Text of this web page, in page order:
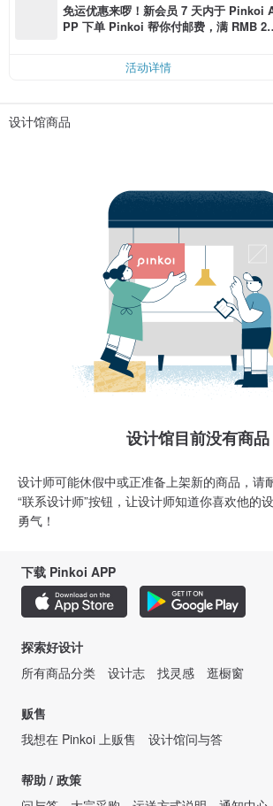
免运优惠来啰！新会员 7 天内于 Pinkoi
PP 下单 Pinkoi 帮你付邮费，满 RMB 25
活动详情
设计馆商品
设计馆目前没有商品
设计师可能休假中或正准备上架新的商品，请
“联系设计师”按钮，让设计师知道你喜欢他的
勇气！
下载 Pinkoi APP
探索好设计
所有商品分类
设计志 找灵感 逛橱窗
贩售
我想在 Pinkoi 上贩售
设计馆问与答
帮助 / 政策